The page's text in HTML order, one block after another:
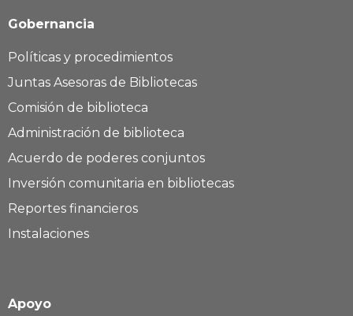
Gobernancia
Políticas y procedimientos
Juntas Asesoras de Bibliotecas
Comisión de biblioteca
Administración de biblioteca
Acuerdo de poderes conjuntos
Inversión comunitaria en bibliotecas
Reportes financieros
Instalaciones
Apoyo